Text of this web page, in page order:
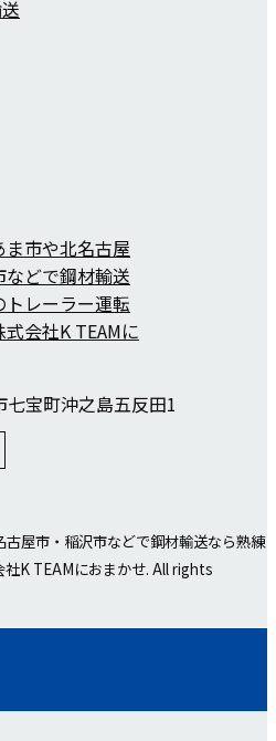
宝町沖之島五反田1
屋市・稲沢市などで鋼材輸送なら熟練
K TEAMにおまかせ. All rights